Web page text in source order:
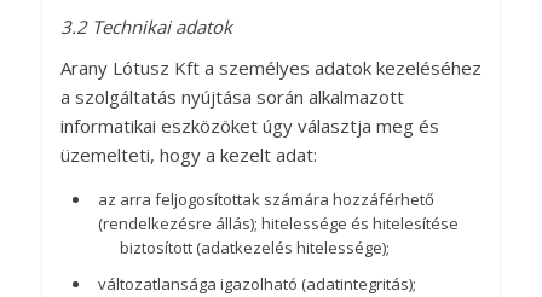
3.2 Technikai adatok
Arany Lótusz Kft a személyes adatok kezeléséhez
a szolgáltatás nyújtása során alkalmazott
informatikai eszközöket úgy választja meg és
üzemelteti, hogy a kezelt adat:
az arra feljogosítottak számára hozzáférhető
(rendelkezésre állás); hitelessége és hitelesítése
biztosított (adatkezelés hitelessége);
változatlansága igazolható (adatintegritás);